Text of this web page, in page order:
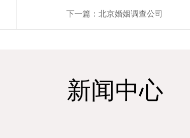
下一篇：北京婚姻调查公司
新闻中心